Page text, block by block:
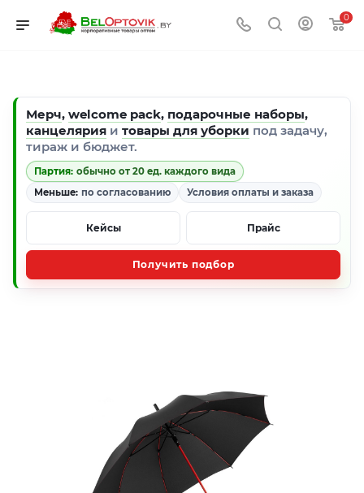
0
Мерч, welcome pack, подарочные наборы,
канцелярия и товары для уборки под задачу,
тираж и бюджет.
Партия: обычно от 20 ед. каждого вида
Меньше: по согласованию Условия оплаты и заказа
Кейсы Прайс
Получить подбор